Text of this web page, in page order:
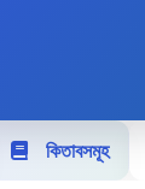
কিতাবসমূহ